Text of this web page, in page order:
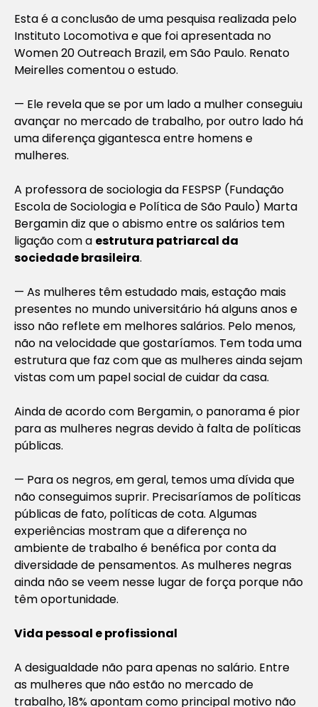
Esta é a conclusão de uma pesquisa realizada pelo
Instituto Locomotiva e que foi apresentada no
Women 20 Outreach Brazil, em São Paulo. Renato
Meirelles comentou o estudo.
— Ele revela que se por um lado a mulher conseguiu
avançar no mercado de trabalho, por outro lado há
uma diferença gigantesca entre homens e
mulheres.
A professora de sociologia da FESPSP (Fundação
Escola de Sociologia e Política de São Paulo) Marta
Bergamin diz que o abismo entre os salários tem
ligação com a estrutura patriarcal da
sociedade brasileira.
— As mulheres têm estudado mais, estação mais
presentes no mundo universitário há alguns anos e
isso não reflete em melhores salários. Pelo menos,
não na velocidade que gostaríamos. Tem toda uma
estrutura que faz com que as mulheres ainda sejam
vistas com um papel social de cuidar da casa.
Ainda de acordo com Bergamin, o panorama é pior
para as mulheres negras devido à falta de políticas
públicas.
— Para os negros, em geral, temos uma dívida que
não conseguimos suprir. Precisaríamos de políticas
públicas de fato, políticas de cota. Algumas
experiências mostram que a diferença no
ambiente de trabalho é benéfica por conta da
diversidade de pensamentos. As mulheres negras
ainda não se veem nesse lugar de força porque não
têm oportunidade.
Vida pessoal e profissional
A desigualdade não para apenas no salário. Entre
as mulheres que não estão no mercado de
trabalho, 18% apontam como principal motivo não